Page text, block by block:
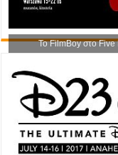
Το FilmBoy στο